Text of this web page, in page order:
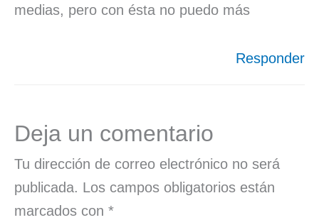
medias, pero con ésta no puedo más
Responder
Deja un comentario
Tu dirección de correo electrónico no será
publicada. Los campos obligatorios están
marcados con *